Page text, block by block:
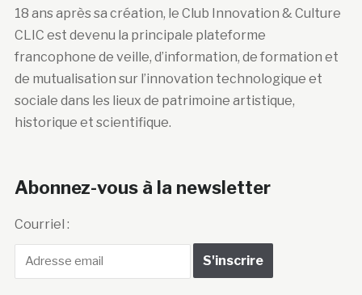
18 ans après sa création, le Club Innovation & Culture
CLIC est devenu la principale plateforme
francophone de veille, d’information, de formation et
de mutualisation sur l’innovation technologique et
sociale dans les lieux de patrimoine artistique,
historique et scientifique.
Abonnez-vous à la newsletter
Courriel :